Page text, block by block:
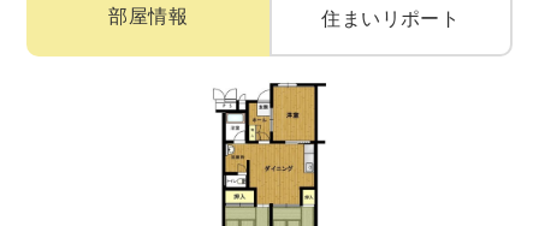
部屋情報 住まいリポート